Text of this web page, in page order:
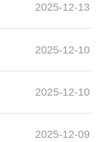
2025-12-13
2025-12-10
2025-12-10
2025-12-09